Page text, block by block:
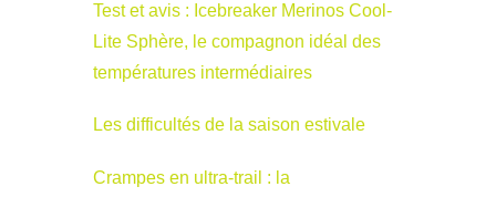
Test et avis : Icebreaker Merinos Cool-
Lite Sphère, le compagnon idéal des
températures intermédiaires
Les difficultés de la saison estivale
Crampes en ultra-trail : la